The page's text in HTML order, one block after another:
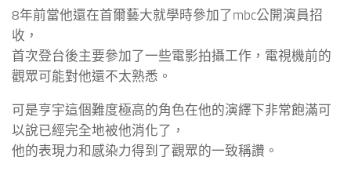
8年前當他還在首爾藝大就學時參加了mbc公開演員招
收，
首次登台後主要參加了一些電影拍攝工作，電視機前的
觀眾可能對他還不太熟悉。
可是亨宇這個難度極高的角色在他的演繹下非常飽滿可
以說已經完全地被他消化了，
他的表現力和感染力得到了觀眾的一致稱讚。